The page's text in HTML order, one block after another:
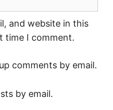
and website in this
time I comment.
comments by email.
by email.